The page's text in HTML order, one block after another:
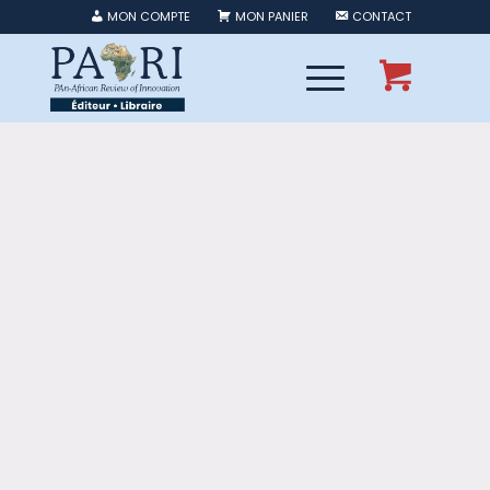
MON COMPTE MON PANIER CONTACT